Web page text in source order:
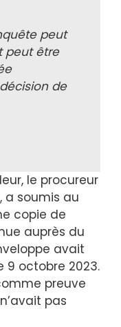
peut
peut être
de
le procureur
a soumis au
copie de
auprès du
avait
9 octobre 2023.
preuve
pas